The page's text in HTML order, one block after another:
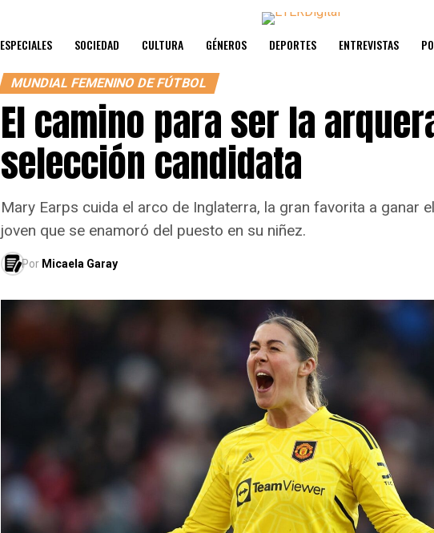
ESPECIALES SOCIEDAD CULTURA GÉNEROS DEPORTES ENTREVISTAS
MUNDIAL FEMENINO DE FÚTBOL
El camino para ser la
selección candidata
Mary Earps cuida el arco de Inglaterra, la gran favorita a ganar
joven que se enamoró del puesto en su niñez.
Por Micaela Garay